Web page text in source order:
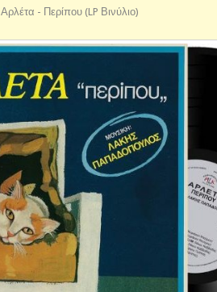
Αρλέτα - Περίπου (LP Βινύλιο)